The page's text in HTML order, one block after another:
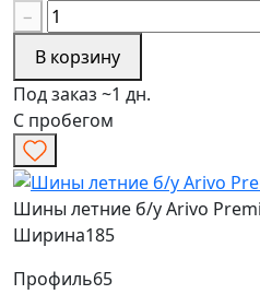
−
В корзину
Под заказ ~1 дн.
С пробегом
Шины летние б/у Arivo
Ширина185
Профиль65